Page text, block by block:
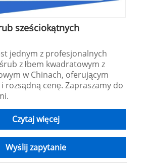
sześciokątnych
jednym z profesjonalnych
z łbem kwadratowym z
w Chinach, oferującym
rozsądną cenę. Zapraszamy do
Czytaj więcej
Wyślij zapytanie